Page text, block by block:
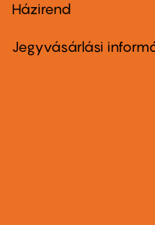
Footer
second
Házirend
Jegyvásárlási